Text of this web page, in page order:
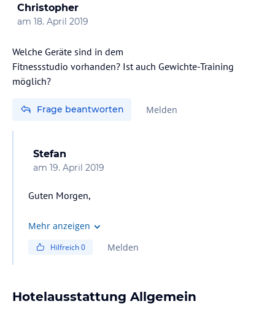
Christopher
am 18. April 2019
Welche Geräte sind in dem
Fitnessstudio vorhanden? Ist auch Gewichte-Training
möglich?
Frage beantworten Melden
Stefan
am 19. April 2019
Guten Morgen,
leider trainiere ich normalerweise nur Ausdauer, dachte
habe. Das Studio war nicht riesig, man darf also nicht zu
Stefan
Mehr anzeigen
Hilfreich0 Melden
Hotelausstattung Allgemein